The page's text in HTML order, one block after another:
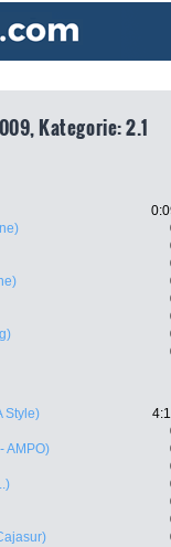
Kategorie: 2.1
Style)
AMPO)